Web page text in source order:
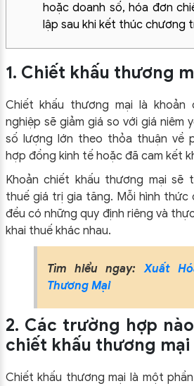
hoặc doanh số, hóa đơn
lập sau khi kết thúc chương
1. Chiết khấu thương
Chiết khấu thương mại là khoản
nghiệp sẽ giảm giá so với giá niêm
số lượng lớn theo thỏa thuận về
hợp đồng kinh tế hoặc đã cam kết
Khoản chiết khấu thương mại
thuế giá trị gia tăng. Mỗi hình thức
đều có những quy định riêng và
khai thuế khác nhau.
Tìm hiểu ngay: Xuất
Thương Mại
2. Các trường hợp
chiết khấu thương mại
Chiết khấu thương mại là một